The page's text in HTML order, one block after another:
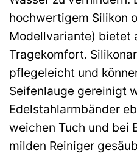
hochwertigem Silikon
Modellvariante) bietet
Tragekomfort.
pflegeleicht und
Seifenlauge gereinigt
Edelstahlarmbänder
weichen Tuch und bei
milden Reiniger